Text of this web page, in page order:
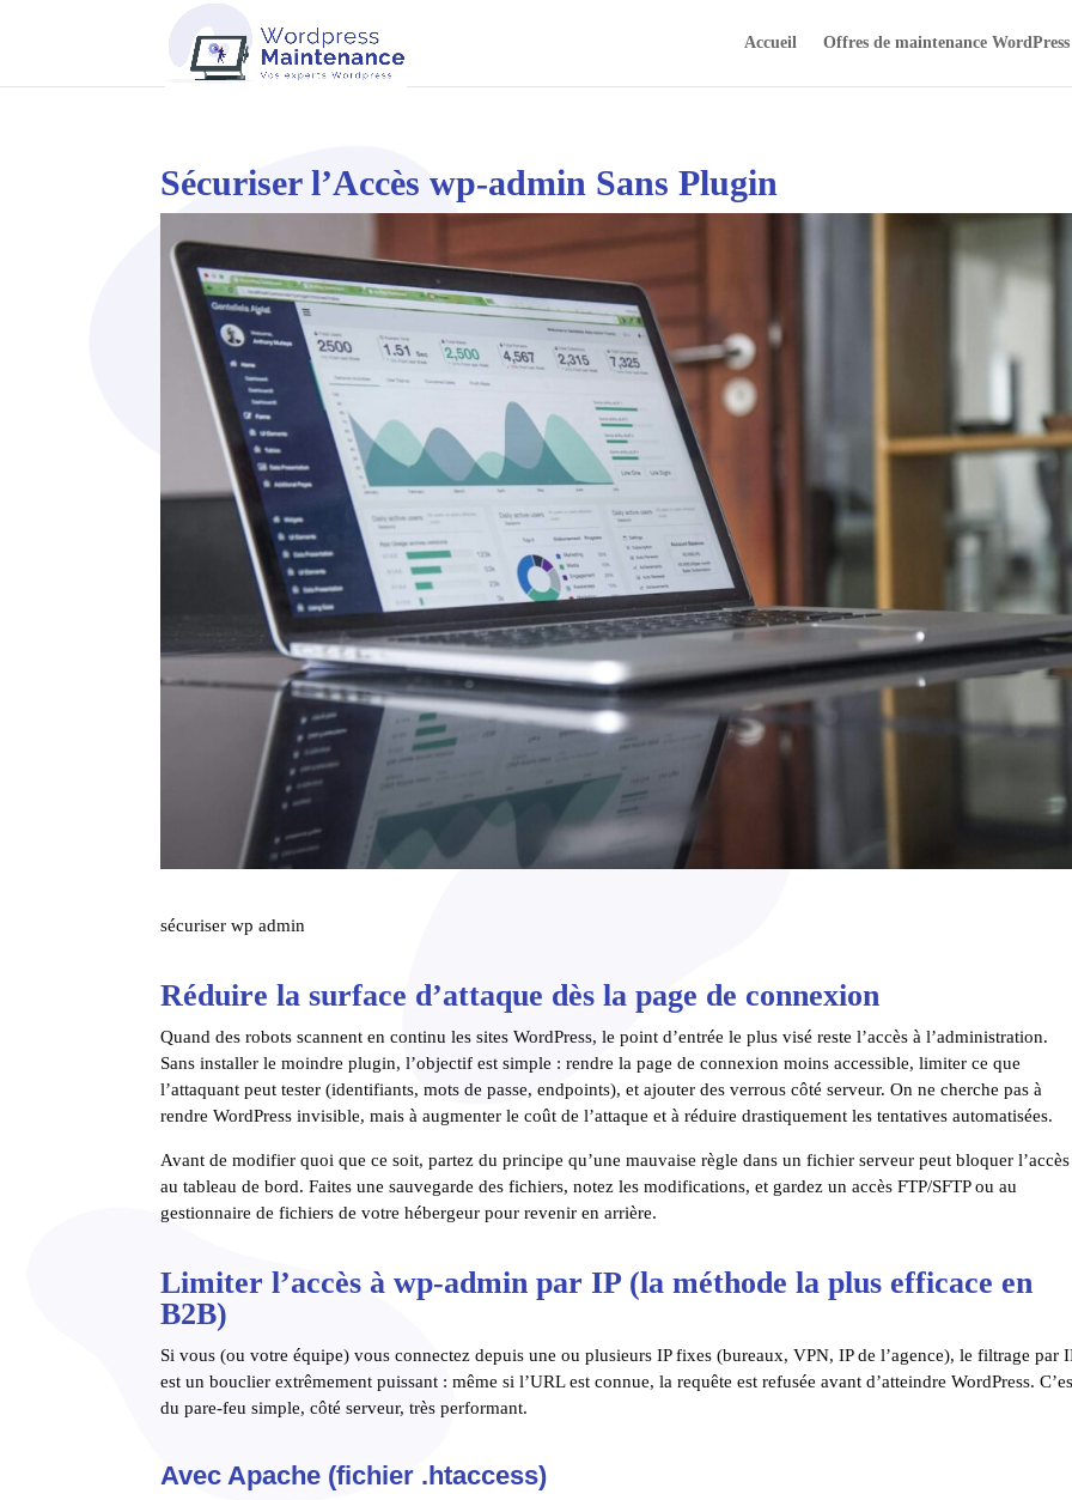
Accueil Offres de maintenance WordPress
Sécuriser l’Accès wp-admin Sans Plugin
sécuriser wp admin
Réduire la surface d’attaque dès la page de connexion
Quand des robots scannent en continu les sites WordPress, le point d’entrée le plus visé reste l’accès à l’administration.
Sans installer le moindre plugin, l’objectif est simple : rendre la page de connexion moins accessible, limiter ce que
l’attaquant peut tester (identifiants, mots de passe, endpoints), et ajouter des verrous côté serveur. On ne cherche pas à
rendre WordPress invisible, mais à augmenter le coût de l’attaque et à réduire drastiquement les tentatives automatisées.
Avant de modifier quoi que ce soit, partez du principe qu’une mauvaise règle dans un fichier serveur peut bloquer l’accès
au tableau de bord. Faites une sauvegarde des fichiers, notez les modifications, et gardez un accès FTP/SFTP ou au
gestionnaire de fichiers de votre hébergeur pour revenir en arrière.
Limiter l’accès à wp-admin par IP (la méthode la plus efficace en
B2B)
Si vous (ou votre équipe) vous connectez depuis une ou plusieurs IP fixes (bureaux, VPN, IP de l’agence), le filtrage par
est un bouclier extrêmement puissant : même si l’URL est connue, la requête est refusée avant d’atteindre WordPress.
du pare-feu simple, côté serveur, très performant.
Avec Apache (fichier .htaccess)